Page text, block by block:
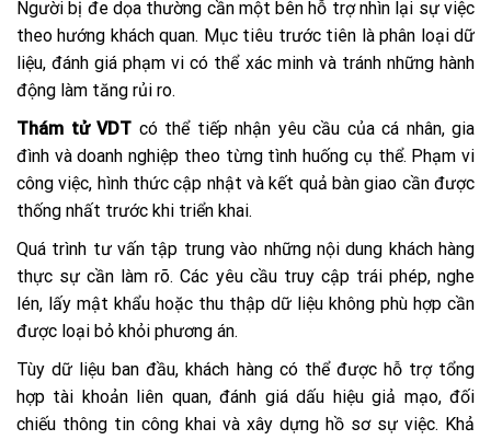
Người bị đe dọa thường cần một bên hỗ trợ nhìn lại sự việc
theo hướng khách quan. Mục tiêu trước tiên là phân loại dữ
liệu, đánh giá phạm vi có thể xác minh và tránh những hành
động làm tăng rủi ro.
Thám tử VDT có thể tiếp nhận yêu cầu của cá nhân, gia
đình và doanh nghiệp theo từng tình huống cụ thể. Phạm vi
công việc, hình thức cập nhật và kết quả bàn giao cần được
thống nhất trước khi triển khai.
Quá trình tư vấn tập trung vào những nội dung khách hàng
thực sự cần làm rõ. Các yêu cầu truy cập trái phép, nghe
lén, lấy mật khẩu hoặc thu thập dữ liệu không phù hợp cần
được loại bỏ khỏi phương án.
Tùy dữ liệu ban đầu, khách hàng có thể được hỗ trợ tổng
hợp tài khoản liên quan, đánh giá dấu hiệu giả mạo, đối
chiếu thông tin công khai và xây dựng hồ sơ sự việc. Khả